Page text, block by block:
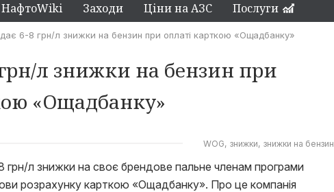
НафтоWiki Заходи Ціни на АЗС Послуги
6-8 грн/л знижки на бензин при оплаті карткою «Ощадбанку»
л знижки на бензин при
«Ощадбанку»
WOG знижки знижки на бензин
л знижки на своє брендове пальне членам програми
розрахунку карткою «Ощадбанку». Про це компанія